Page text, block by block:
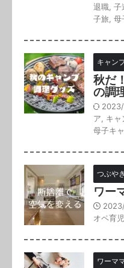
退職 子
子旅 母
キャン
秋だ
の調
ア
キャ
母子キ
つぶやき
ワー
オペ育児
ワーマ